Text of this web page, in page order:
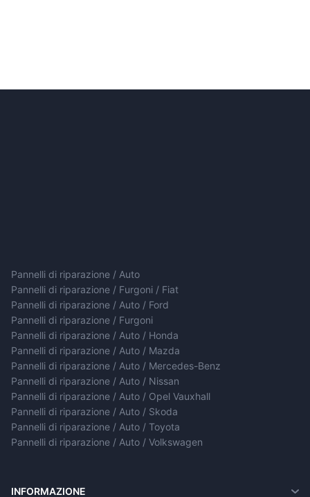
Pannelli di riparazione / Auto
Pannelli di riparazione / Furgoni / Fiat
Pannelli di riparazione / Auto / Ford
Pannelli di riparazione / Furgoni
Pannelli di riparazione / Auto / Honda
Pannelli di riparazione / Auto / Mazda
Pannelli di riparazione / Auto / Mercedes-Benz
Pannelli di riparazione / Auto / Nissan
Pannelli di riparazione / Auto / Opel Vauxhall
Pannelli di riparazione / Auto / Skoda
Pannelli di riparazione / Auto / Toyota
Pannelli di riparazione / Auto / Volkswagen
INFORMAZIONE